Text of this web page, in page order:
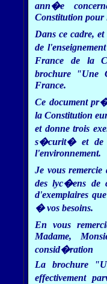
ann�e
Constitution pour
Dans ce cadre,
de
France de la
brochure "Une
France.
Ce document
la Constitution
et donne trois
s�curit� et de
l'environnement.
Je vous
des lyc�ens de
d'exemplaires
� vos besoins.
En vous
Madame,
consid�ration
La brochure
effectivement